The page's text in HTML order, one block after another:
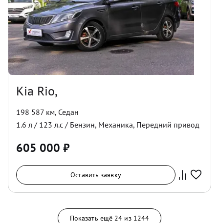
Kia Rio,
198 587 км, Седан
1.6 л / 123 л.с / Бензин, Механика, Передний привод
605 000 ₽
Оставить заявку
Показать ещё 24 из 1244